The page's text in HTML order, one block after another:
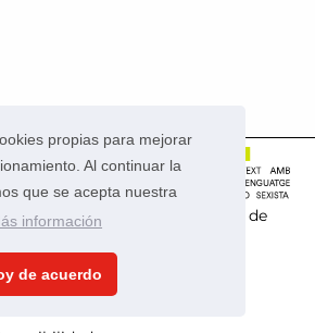
propias para mejorar
Al continuar la
que se acepta nuestra
información
de acuerdo
CONSUL
software de
de privacidad